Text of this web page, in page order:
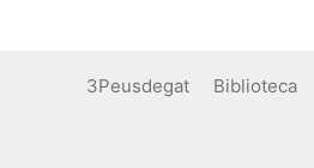
3Peusdegat Biblioteca